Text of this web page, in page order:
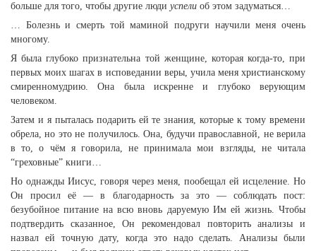
больше для того, чтобы другие люди успели об этом задуматься…
… Болезнь и смерть той маминой подруги научили меня очень
многому.
Я была глубоко признательна той женщине, которая когда-то, при
первых моих шагах в исповедании веры, учила меня христианскому
смиренномудрию. Она была искренне и глубоко верующим
человеком.
Затем и я пыталась подарить ей те знания, которые к тому времени
обрела, но это не получилось. Она, будучи православной, не верила
в то, о чём я говорила, не принимала мои взгляды, не читала
“греховные” книги…
Но однажды Иисус, говоря через меня, пообещал ей исцеление. Но
Он просил её — в благодарность за это — соблюдать пост:
безубойное питание на всю вновь даруемую Им ей жизнь. Чтобы
подтвердить сказанное, Он рекомендовал повторить анализы и
назвал ей точную дату, когда это надо сделать. Анализы были